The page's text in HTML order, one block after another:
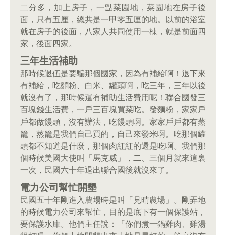
二分多，加上房子，一點菜園地，菜園地在房子後
面，只有五厘，總共是一甲零五厘的地。以前的浴室
就在房子的後面，八家人共同使用一棟，就是前面四
家，後面四家。
三年生活補助
那時候退伍是要騙那個國家，因為有補給啊！退下來
有補給，吃麵粉、白米、罐頭啊，吃三年，三年以後
就沒有了，那時候還有補助生活費用呢！聯合國發三
百塊錢生活費，一戶三百塊買菜吃。發麵粉，家家戶
戶都做饅頭，沒有辦法，吃饅頭啊。家家戶戶都有蒸
籠，蒸籠是我們自己買的，自己來發米啊。吃那個罐
頭都不知道是什麼，那個肉紅紅的還是吃啊。我們那
個時候美國大使叫「馬克威」，二、三個月就來這裏
一次，民國六十年退出聯合國後就沒來了。
電力公司幫忙開墾
民國五十年剛進入農場時是叫「見晴農場」。剛弄地
的時候電力公司來幫忙，目的是底下有一個保護站，
要保護水庫。他們主任說：『你們煮一鍋雞肉、雞湯